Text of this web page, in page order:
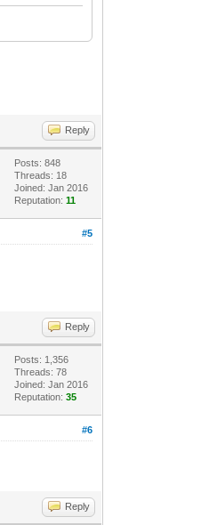
Reply
Posts: 848
Threads: 18
Joined: Jan 2016
Reputation:11
#5
Reply
Posts: 1,356
Threads: 78
Joined: Jan 2016
Reputation:35
#6
Reply